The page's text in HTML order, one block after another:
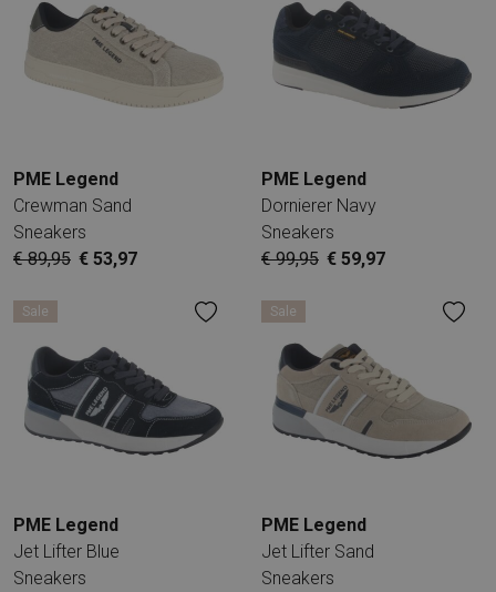
PME Legend
Crewman Sand
Sneakers
€ 89,95 € 53,97
PME Legend
Dornierer Navy
Sneakers
€ 99,95 € 59,97
Sale
PME Legend
Jet Lifter Blue
Sneakers
Sale
PME Legend
Jet Lifter Sand
Sneakers